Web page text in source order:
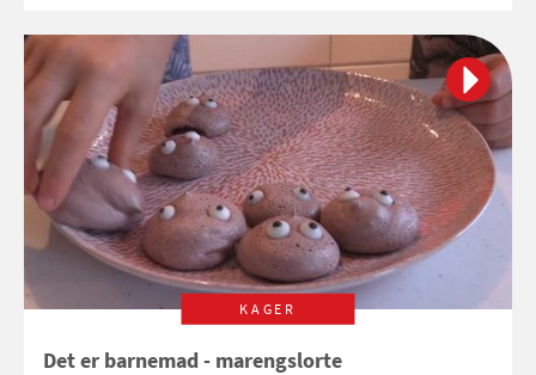
KAGER
Det er barnemad - marengslorte